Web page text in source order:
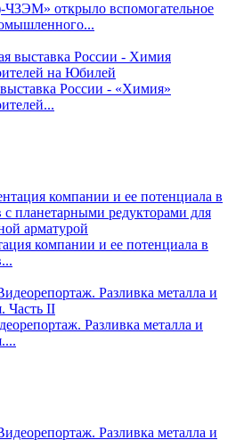
открыло вспомогательное
России - «Химия»
компании и ее потенциала в
Разливка металла и